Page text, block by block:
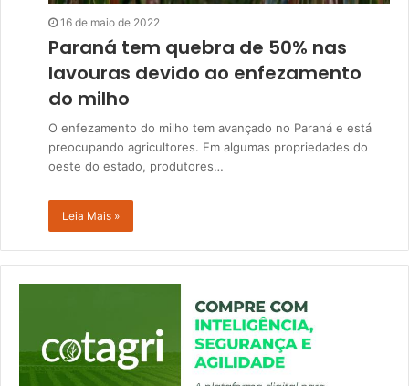
16 de maio de 2022
Paraná tem quebra de 50% nas
lavouras devido ao enfezamento
do milho
O enfezamento do milho tem avançado no Paraná e está
preocupando agricultores. Em algumas propriedades do
oeste do estado, produtores…
Leia Mais »